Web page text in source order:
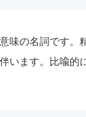
味の名詞です。
います。比喩的